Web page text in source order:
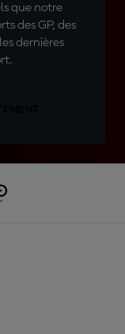
que notre
des GP, des
dernières